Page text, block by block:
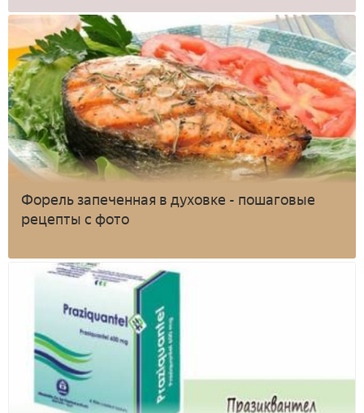
Форель запеченная в духовке - пошаговые
рецепты с фото